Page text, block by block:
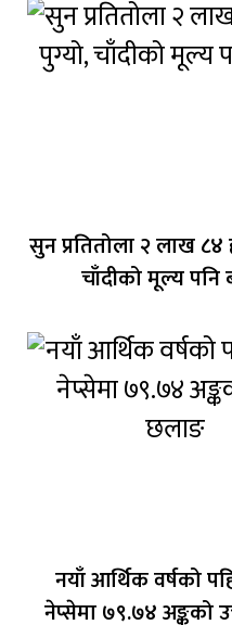
सुन प्रतितोला २ लाख ८४
चाँदीको मूल्य पनि
नयाँ आर्थिक वर्षको
नेप्सेमा ७९.७४ अङ्कको